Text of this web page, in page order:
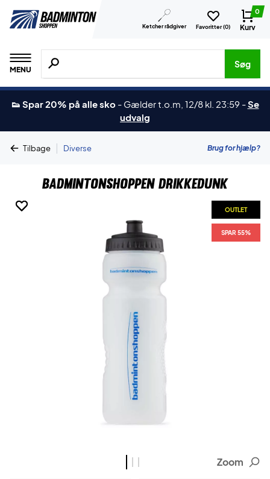
Ketcher rådgiver Favoritter (0)
0
Kurv
MENU
Søg efter produkter, mærker etc.
Søg
👟 Spar 20% på alle sko - Gælder t.o.m, 12/8 kl. 23:59 -Se
udvalg
Tilbage | Diverse Brug for hjælp?
Badmintonshoppen Drikkedunk
OUTLET
SPAR 55%
OUTLET
SPAR 55%
OUTLET
SPAR 55%
Zoom